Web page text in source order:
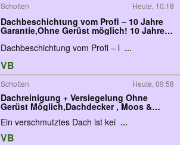
Schotten Heute, 10:18
Dachbeschichtung vom Profi – 10 Jahre
Garantie,Ohne Gerüst möglich! 10 Jahre
Erfahrung SOMMER AKTION
Dachbeschichtung vom Profi – l ...
VB
Schotten Heute, 09:58
Dachreinigung + Versiegelung Ohne
Gerüst Möglich,Dachdecker , Moos &
Algen entfernen | mit Garantie ,10 Jahre
Erfahrung Kostenlose Beratung,Dach
Reinigen Sommer Aktion
Ein verschmutztes Dach ist kei ...
VB